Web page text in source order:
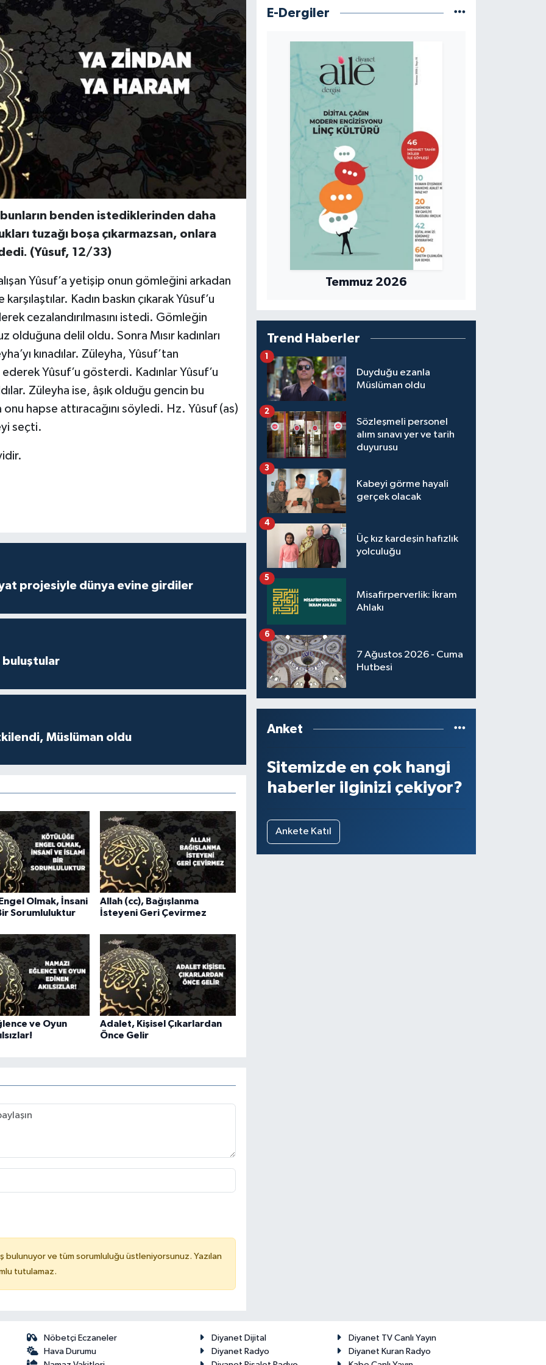
benden istediklerinden daha
tuzağı boşa çıkarmazsan, onlara
(Yûsuf, 12/33)
Yûsuf’a yetişip onun gömleğini arkadan
Kadın baskın çıkarak Yûsuf’u
cezalandırılmasını istedi. Gömleğin
olduğuna delil oldu. Sonra Mısır kadınları
kınadılar. Züleyha, Yûsuf’tan
Yûsuf’u gösterdi. Kadınlar Yûsuf’u
Züleyha ise, âşık olduğu gencin bu
hapse attıracağını söyledi. Hz. Yûsuf (as)
seçti.
projesiyle dünya evine girdiler
buluştular
Müslüman oldu
Olmak, İnsani
Sorumluluktur
Allah (cc), Bağışlanma
İsteyeni Geri Çevirmez
ve Oyun
Adalet, Kişisel Çıkarlardan
Önce Gelir
bulunuyor ve tüm sorumluluğu üstleniyorsunuz. Yazılan
tutulamaz.
E-Dergiler
Temmuz 2026
Trend Haberler
Duyduğu ezanla
Müslüman oldu
1
Sözleşmeli personel
alım sınavı yer ve tarih
duyurusu
2
Kabeyi görme hayali
gerçek olacak
3
Üç kız kardeşin hafızlık
yolculuğu
4
Misafirperverlik: İkram
Ahlakı
5
7 Ağustos 2026 - Cuma
Hutbesi
6
Anket
Sitemizde en çok hangi
haberler ilginizi çekiyor?
Ankete Katıl
Nöbetçi Eczaneler
Hava Durumu
Diyanet Dijital
Diyanet TV Canlı Yayın
Diyanet Radyo
Diyanet Kuran Radyo